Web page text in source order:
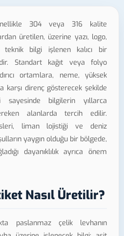
304 veya 316 kalite
üretilen, üzerine yazı, logo,
bilgi işlenen kalıcı bir
Standart kağıt veya folyo
ortamlara, neme, yüksek
karşı direnç gösterecek şekilde
sayesinde bilgilerin yıllarca
alanlarda tercih edilir.
liman lojistiği ve deniz
yaygın olduğu bir bölgede,
dayanıklılık ayrıca önem
Nasıl Üretilir?
paslanmaz çelik levhanın